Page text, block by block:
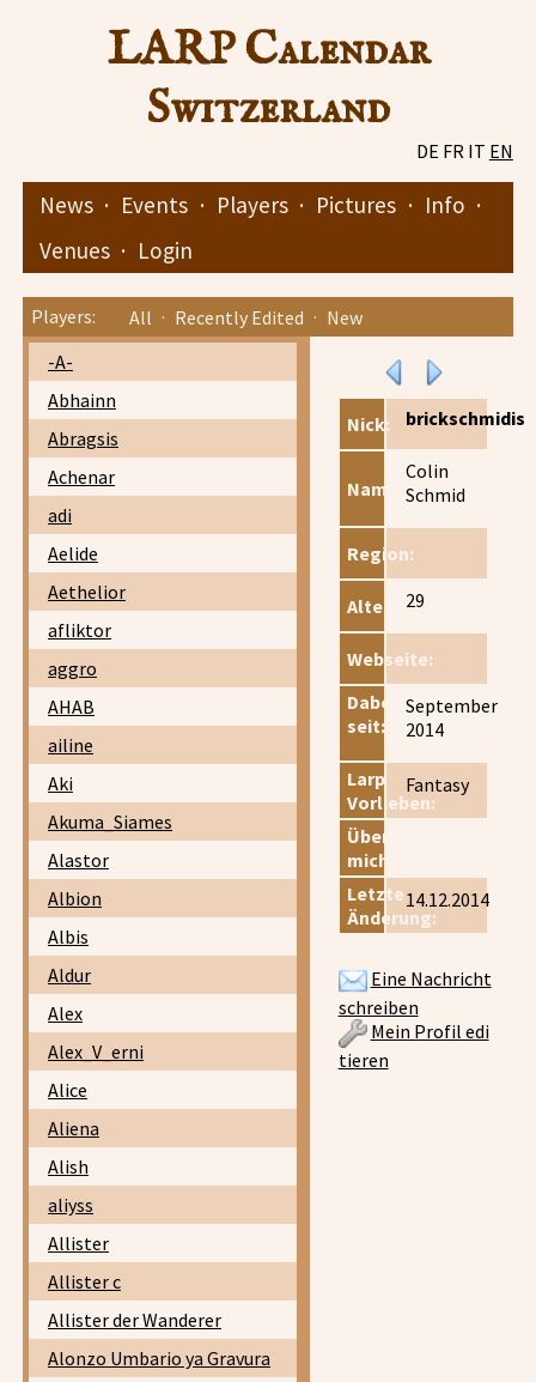
LARP Calendar
Switzerland
DE FR IT EN
News · Events · Players · Pictures · Info ·
Venues · Login
Players: All · Recently Edited · New
-A-
Abhainn
Abragsis
Achenar
adi
Aelide
Aethelior
afliktor
aggro
AHAB
ailine
Aki
Akuma_Siames
Alastor
Albion
Albis
Aldur
Alex
Alex_V_erni
Alice
Aliena
Alish
aliyss
Allister
Allister c
Allister der Wanderer
Alonzo Umbario ya Gravura
Nick: brickschmidis
Name:
Colin
Schmid
Region:
Alter: 29
Webseite:
Dabei
seit:
September
2014
Larp
Vorlieben:
Fantasy
Über
mich:
Letzte
Änderung:
14.12.2014
Eine Nachricht
schreiben
Mein Profil edi
tieren